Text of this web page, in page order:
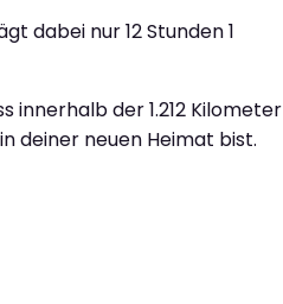
dabei nur 12 Stunden 1
innerhalb der 1.212 Kilometer
deiner neuen Heimat bist.